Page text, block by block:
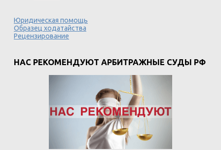
Юридическая помощь
Образец ходатайства
Рецензирование
НАС РЕКОМЕНДУЮТ АРБИТРАЖНЫЕ СУДЫ РФ